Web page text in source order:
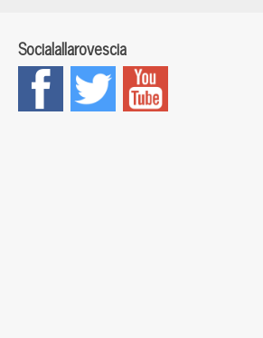
Socialallarovescia